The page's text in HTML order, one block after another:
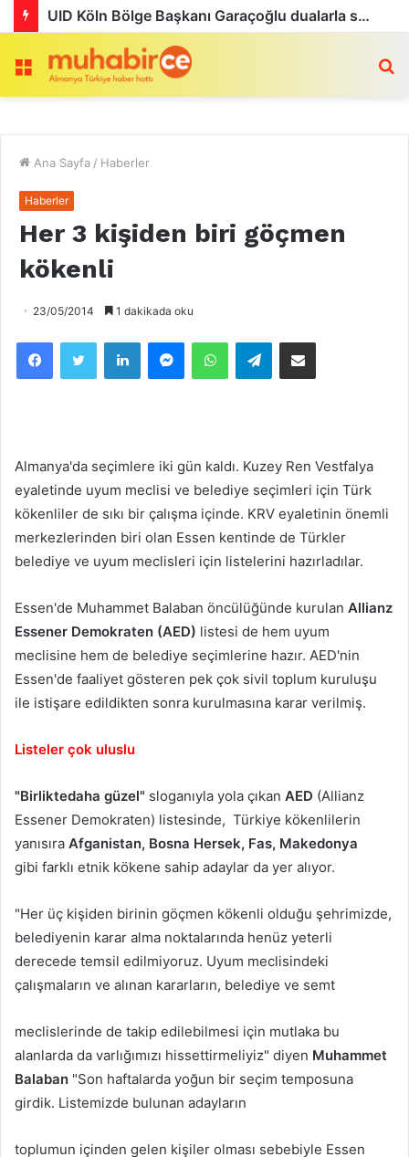
UID Köln Bölge Başkanı Garaçoğlu dualarla son yolculuğuna uğurlandı
Menü
Ana Sayfa / Haberler
Haberler
Her 3 kişiden biri göçmen
kökenli
23/05/2014 1 dakikada oku
Telegram
Almanya'da seçimlere iki gün kaldı. Kuzey Ren Vestfalya
eyaletinde uyum meclisi ve belediye seçimleri için Türk
kökenliler de sıkı bir çalışma içinde. KRV eyaletinin önemli
merkezlerinden biri olan Essen kentinde de Türkler
belediye ve uyum meclisleri için listelerini hazırladılar.
Essen'de Muhammet Balaban öncülüğünde kurulan Allianz
Essener Demokraten (AED) listesi de hem uyum
meclisine hem de belediye seçimlerine hazır. AED'nin
Essen'de faaliyet gösteren pek çok sivil toplum kuruluşu
ile istişare edildikten sonra kurulmasına karar verilmiş.
Listeler çok uluslu
"Birliktedaha güzel" sloganıyla yola çıkan AED (Allianz
Essener Demokraten) listesinde, Türkiye kökenlilerin
yanısıra Afganistan, Bosna Hersek, Fas, Makedonya
gibi farklı etnik kökene sahip adaylar da yer alıyor.
"Her üç kişiden birinin göçmen kökenli olduğu şehrimizde,
belediyenin karar alma noktalarında henüz yeterli
derecede temsil edilmiyoruz. Uyum meclisindeki
çalışmaların ve alınan kararların, belediye ve semt
meclislerinde de takip edilebilmesi için mutlaka bu
alanlarda da varlığımızı hissettirmeliyiz" diyen Muhammet
Balaban "Son haftalarda yoğun bir seçim temposuna
girdik. Listemizde bulunan adayların
toplumun içinden gelen kişiler olması sebebiyle Essen